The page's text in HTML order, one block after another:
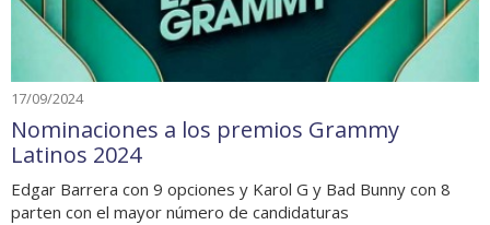
17/09/2024
Nominaciones a los premios Grammy
Latinos 2024
Edgar Barrera con 9 opciones y Karol G y Bad Bunny con 8
parten con el mayor número de candidaturas